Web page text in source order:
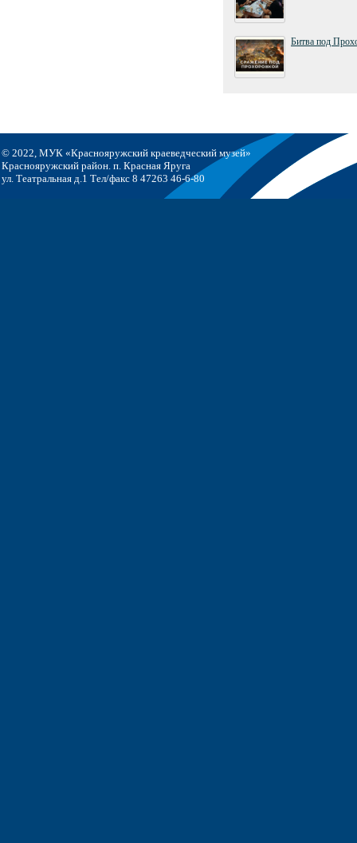
Битва под
© 2022, МУК «Краснояружский краеведческий музей»
Краснояружский район. п. Красная Яруга
ул. Театральная д.1 Тел/факс 8 47263 46-6-80